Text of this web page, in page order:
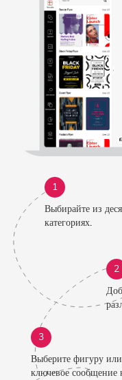
1
Выбирайте из
категориях.
2
3
Выберите фигуру
ключевое сообщение